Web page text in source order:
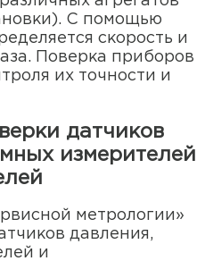
С помощью
скорость и
Поверка приборов
их точности и
датчиков
измерителей
метрологии»
давления,
и